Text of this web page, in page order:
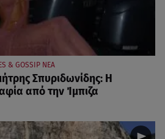
& GOSSIP ΝΕΑ
Σπυριδωνίδης: Η
από την Ίμπιζα